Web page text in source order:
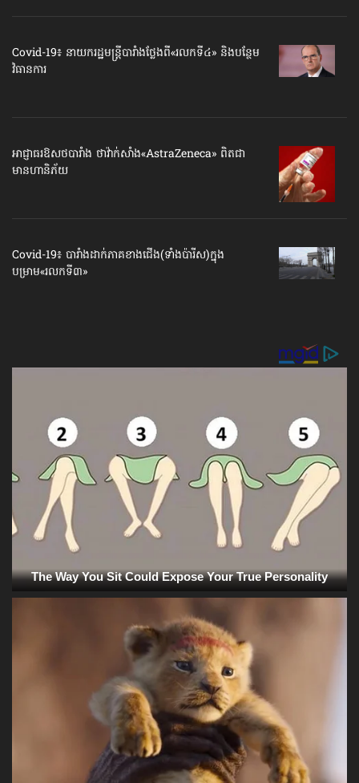
Covid-19៖ នាយករដ្ឋមន្ត្រីបារាំង​ថ្លែងពី​«រលកទី៤» និងបន្ថែម​
វិធានការ
អាជ្ញាធរឱសថបារាំង ថា​វ៉ាក់សាំង​«AstraZeneca» ពិតជា​
មានហានិភ័យ
Covid-19៖ បារាំងដាក់ភាគខាងជើង​(ទាំង​ប៉ារីស)​ក្នុង
បម្រាម«រលកទី៣»